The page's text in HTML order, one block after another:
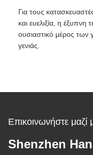
Για τους
και ευελιξία, η έξυπνη
ουσιαστικό μέρος
γενιάς.
Επικοινωνήστε μαζί
Shenzhen